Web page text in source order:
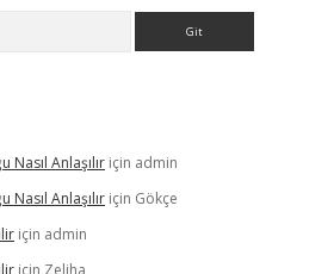
Nasıl Anlaşılır için admin
Nasıl Anlaşılır için Gökçe
için admin
için Zeliha